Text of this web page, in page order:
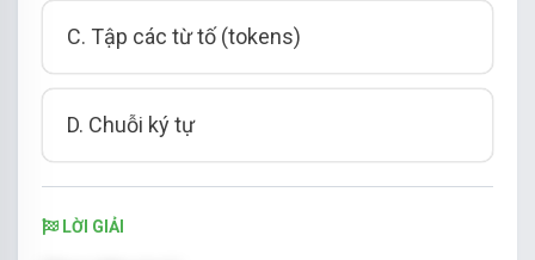
C. Tập các từ tố (tokens)
D. Chuỗi ký tự
LỜI GIẢI